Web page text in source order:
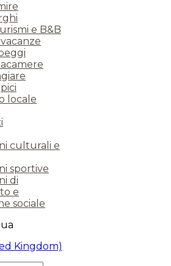
e B&B
locale
culturali e
sportive
di
e
sociale